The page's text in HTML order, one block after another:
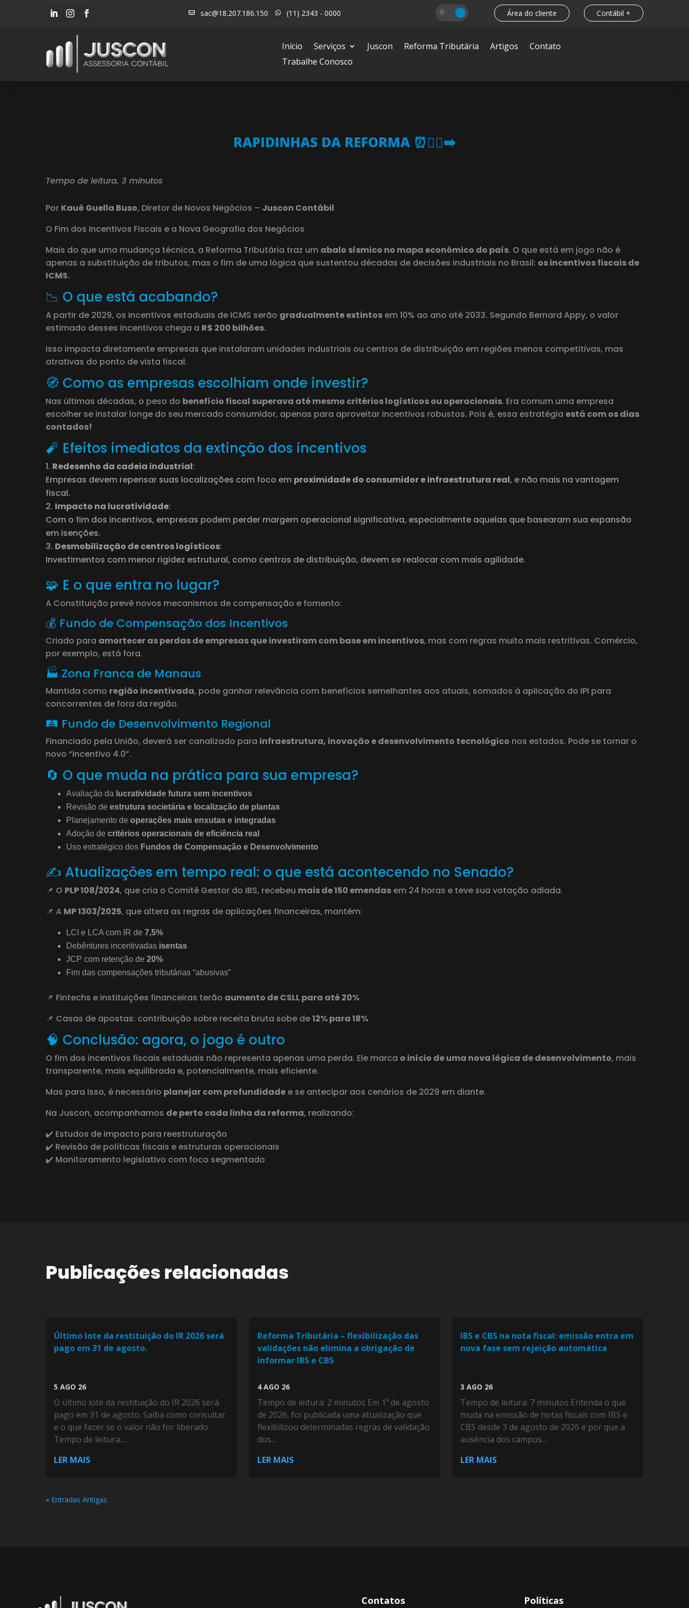
    sac@18.207.186.150  (11) 2343 - 0000 Área do cliente Contábil +
Início Serviços Juscon Reforma Tributária Artigos
Contato
Trabalhe Conosco
RAPIDINHAS DA REFORMA ⏰🏃‍♂️‍➡️
Tempo de leitura, 3 minutos
Por Kauê Guella Buso, Diretor de Novos Negócios – Juscon Contábil
O Fim dos Incentivos Fiscais e a Nova Geografia dos Negócios
Mais do que uma mudança técnica, a Reforma Tributária traz um abalo sísmico no mapa econômico do país. O que está em jogo não é
apenas a substituição de tributos, mas o fim de uma lógica que sustentou décadas de decisões industriais no Brasil: os incentivos fiscais de
ICMS.
📉 O que está acabando?
A partir de 2029, os incentivos estaduais de ICMS serão gradualmente extintos em 10% ao ano até 2033. Segundo Bernard Appy, o valor
estimado desses incentivos chega a R$ 200 bilhões.
Isso impacta diretamente empresas que instalaram unidades industriais ou centros de distribuição em regiões menos competitivas, mas
atrativas do ponto de vista fiscal.
🧭 Como as empresas escolhiam onde investir?
Nas últimas décadas, o peso do benefício fiscal superava até mesmo critérios logísticos ou operacionais. Era comum uma empresa
escolher se instalar longe do seu mercado consumidor, apenas para aproveitar incentivos robustos. Pois é, essa estratégia está com os dias
contados!
🧨 Efeitos imediatos da extinção dos incentivos
Redesenho da cadeia industrial:
Empresas devem repensar suas localizações com foco em proximidade do consumidor e infraestrutura real, e não mais na vantagem
fiscal.
Impacto na lucratividade:
Com o fim dos incentivos, empresas podem perder margem operacional significativa, especialmente aquelas que basearam sua expansão
em isenções.
Desmobilização de centros logísticos:
Investimentos com menor rigidez estrutural, como centros de distribuição, devem se realocar com mais agilidade.
🧩 E o que entra no lugar?
A Constituição prevê novos mecanismos de compensação e fomento:
💰 Fundo de Compensação dos Incentivos
Criado para amortecer as perdas de empresas que investiram com base em incentivos, mas com regras muito mais restritivas. Comércio,
por exemplo, está fora.
🏭 Zona Franca de Manaus
Mantida como região incentivada, pode ganhar relevância com benefícios semelhantes aos atuais, somados à aplicação do IPI para
concorrentes de fora da região.
🛤️ Fundo de Desenvolvimento Regional
Financiado pela União, deverá ser canalizado para infraestrutura, inovação e desenvolvimento tecnológico nos estados. Pode se tornar o
novo “incentivo 4.0”.
🔄 O que muda na prática para sua empresa?
Avaliação da lucratividade futura sem incentivos
Revisão de estrutura societária e localização de plantas
Planejamento de operações mais enxutas e integradas
Adoção de critérios operacionais de eficiência real
Uso estratégico dos Fundos de Compensação e Desenvolvimento
✍️ Atualizações em tempo real: o que está acontecendo no Senado?
📌 O PLP 108/2024, que cria o Comitê Gestor do IBS, recebeu mais de 150 emendas em 24 horas e teve sua votação adiada.
📌 A MP 1303/2025, que altera as regras de aplicações financeiras, mantém:
LCI e LCA com IR de 7,5%
Debêntures incentivadas isentas
JCP com retenção de 20%
Fim das compensações tributárias “abusivas”
📌 Fintechs e instituições financeiras terão aumento de CSLL para até 20%
📌 Casas de apostas: contribuição sobre receita bruta sobe de12% para 18%
🧠 Conclusão: agora, o jogo é outro
O fim dos incentivos fiscais estaduais não representa apenas uma perda. Ele marca o início de uma nova lógica de desenvolvimento, mais
transparente, mais equilibrada e, potencialmente, mais eficiente.
Mas para isso, é necessário planejar com profundidade e se antecipar aos cenários de 2029 em diante.
Na Juscon, acompanhamos de perto cada linha da reforma, realizando:
✔️ Estudos de impacto para reestruturação
✔️ Revisão de políticas fiscais e estruturas operacionais
✔️ Monitoramento legislativo com foco segmentado
Publicações relacionadas
Último lote da restituição do IR 2026 será
pago em 31 de agosto.
5 AGO 26
O último lote da restituição do IR 2026 será
pago em 31 de agosto. Saiba como consultar
e o que fazer se o valor não for liberado.
Tempo de leitura:...
LER MAIS
Reforma Tributária – flexibilização das
validações não elimina a obrigação de
informar IBS e CBS
4 AGO 26
Tempo de leitura: 2 minutos Em 1º de agosto
de 2026, foi publicada uma atualização que
flexibilizou determinadas regras de validação
dos...
LER MAIS
IBS e CBS na nota fiscal: emissão entra em
nova fase sem rejeição automática
3 AGO 26
Tempo de leitura: 7 minutos Entenda o que
muda na emissão de notas fiscais com IBS e
CBS desde 3 de agosto de 2026 e por que a
ausência dos campos...
LER MAIS
« Entradas Antigas
Contatos Políticas